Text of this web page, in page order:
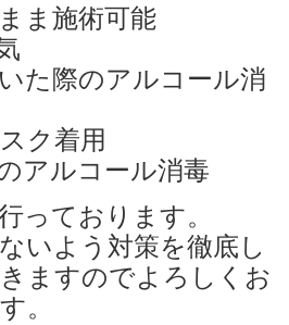
ま施術可能
た際のアルコール消
ク着用
アルコール消毒
っております。
いよう対策を徹底し
ますのでよろしくお
。